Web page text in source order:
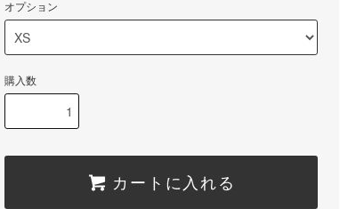
オプション
購入数
カートに入れる